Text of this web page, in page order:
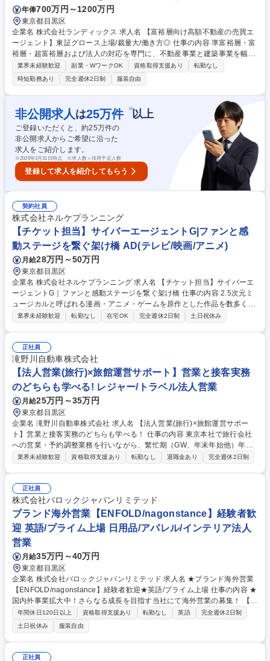
年俸700万円～1200万円
東京都目黒区
企業名 株式会社ランディックス 求人名 【富裕層向け高額不動産の売買エ
ージェント】東証グロース上場/裁量大/働き方◎ 仕事の内容 準富裕層・富
裕層・超富裕層および法人の対応を専門に、不動産事業と建築事業を幅広
く展開し、高単価案件の実績創出および会社全体のブランド力向上を目的
に設立された新設部門にて、以下の業務をお任せします。 (1)「THE THIR
D PLACE」の事業計画、用地仕入、開発企画、新築プロデュース、Web
制作、販売 (2)富裕層向け不動産の媒介取得 (3)富裕層向け不動産の客付
(4)建替え・リノベコンサル (5)他社とのコラボPJ等 (6)認知度向上施策の
企画・実装 ※都心部・地方問わず、1億～10億円規模の土地、戸建、収益
物件、区分マンション等を扱います。 募集職種 【富裕層向け高額不動産
の売買エージェント】東証グロース上場/裁量大/働き方◎
業界未経験歓迎 副業・WワークOK 資格取得支援あり
転勤なし
時短勤務あり
完全週休2日制 服装自由
非公開求人 は25万件 ※以上
ご登録いただくと、約25万件の
非公開求人からご希望に沿った
求人をご紹介します。
※2026年3月31日時点 ※求人数＝採用予定人数
登録して求人を紹介してもらう
契約社員
株式会社ネルケプランニング
【チケット担当】サイバーエージェントG|ファンと感
動ステージを繋ぐ架け橋 AD(テレビ/映画/アニメ)
月給28万円～50万円
東京都目黒区
企業名 株式会社ネルケプランニング 求人名 【チケット担当】サイバーエ
ージェントG｜ファンと感動ステージを繋ぐ架け橋 仕事の内容 2.5次元ミ
ュージカルと呼ばれる漫画・アニメ・ゲームを原作とした作品を数多く手
掛けております。更なる感動や喜びをお客様へお届けするため、演劇の≪
の現場対応（受付、運営等。土日・地方公演の稼働もあり） ■チケット販
売の売り上げ管理・集計 ■その他情報管理、更新作業、問い合わせ対応 な
ど ※従事すべき業務の変更の範囲：当社業務全般 募集職種 【チケット担
当】サイバーエージェントG｜ファンと感動ステージを繋ぐ架け橋
業界未経験歓迎 転勤なし 在宅OK 完全週休2日制 土日祝休み
正社員
滝野川自動車株式会社
【法人営業(旅行)×旅館運営サポート】営業と接客実務
のどちらも学べる! レジャー/トラベル法人営業
月給25万円～35万円
東京都目黒区
企業名 滝野川自動車株式会社 求人名 【法人営業(旅行)×旅館運営サポー
ト】営業と接客実務のどちらも学べる！ 仕事の内容 東京本社で旅行会社
への営業・予約調整業務を行いながら、繁忙期（GW、年末年始他）年間2
0日程度下田にある当温泉旅館(観音温泉)に出張し、接客実務を担当してい
などの営業事務業務を担当します。 【下田での業務】繁忙期（GW、年末
年始他）年間20日程度の出張で、フロント業務・レストラン業務などの接
客対応、現地パートスタッフのフォロー・サポート業務を行います。 募集
職種 【法人営業(旅行)×旅館運営サポート】営業と接客実務のどちらも学
べる！
業界未経験歓迎 資格取得支援あり 転勤なし 退職金あり 完全週休2日制
正社員
株式会社バロックジャパンリミテッド
ブランド海外営業【ENFOLD/nagonstance】経験者歓
迎 英語/プライム上場 日用品/アパレル/インテリア法人
営業
月給35万円～40万円
東京都目黒区
企業名 株式会社バロックジャパンリミテッド 求人名 ★ブランド海外営業
【ENFOLD/nagonstance】経験者歓迎★英語/プライム上場 仕事の内容 ★
国内外事業拡大中！さらなる成長を目指す当社にて海外営業の募集！ 【上
場企業/成長環境/裁量もって業務遂行◎/年休127日】 欧州を中心とした海
外展示会管理業務を通じてブランド拡大に貢献！ 【業務】当社ブランド
「ENFOLD/nagonstance」の欧州を中心とした海外展示会管理業務をお
任せいたします。※海外出張あり ■海外卸予算及び売上管理 ■地域別課題
分析 / 地域別窓口 ■新規市場開拓 ■取引アカウント数及び取引額の増加戦
年間休日120日以上 資格取得支援あり 転勤なし 英語
完全週休2日制
土日祝休み
服装自由
正社員